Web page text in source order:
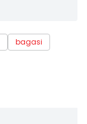
bagasi